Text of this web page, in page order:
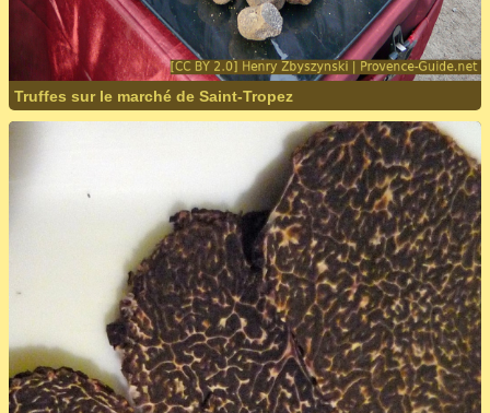
Truffes sur le marché de Saint-Tropez